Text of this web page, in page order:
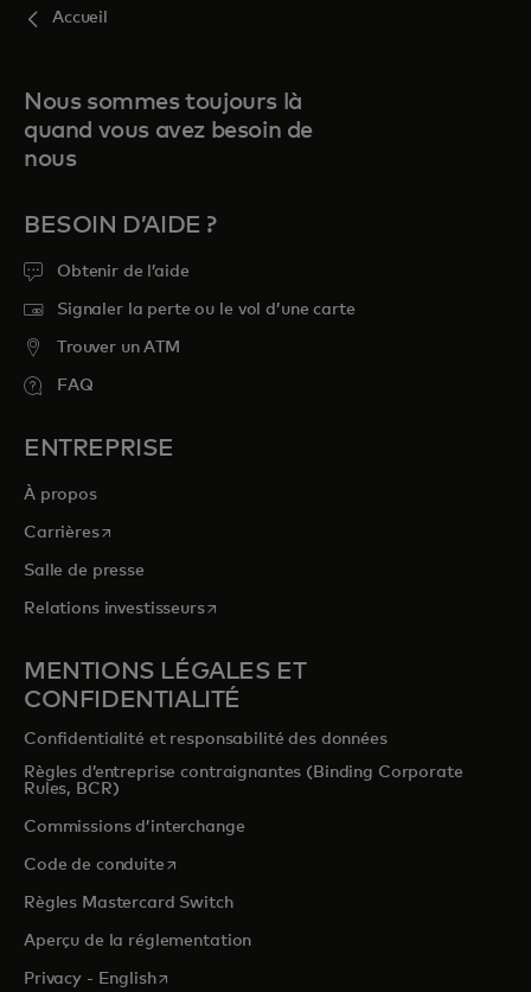
Accueil
Nous sommes toujours là
quand vous avez besoin de
nous
BESOIN D’AIDE ?
Obtenir de l’aide
Signaler la perte ou le vol d’une carte
Trouver un ATM
FAQ
ENTREPRISE
À propos
Carrièress’ouvre dans un nouvel onglet
Salle de presse
Relations investisseurss’ouvre dans un nouvel onglet
MENTIONS LÉGALES ET
CONFIDENTIALITÉ
Confidentialité et responsabilité des données
Règles d’entreprise contraignantes (Binding Corporate
Rules, BCR)
Commissions d’interchange
Code de conduites’ouvre dans un nouvel onglet
Règles Mastercard Switch
Aperçu de la réglementation
Privacy - Englishs’ouvre dans un nouvel onglet